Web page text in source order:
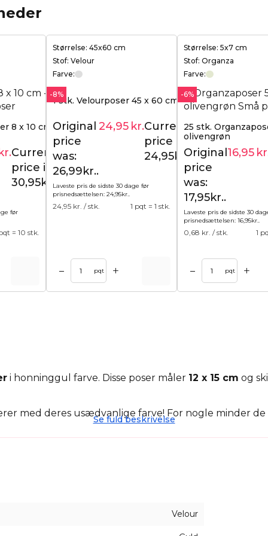
8 x 10 cm - sort -
32,95
Current
price is:
30,95kr..
før
= 10 stk.
Størrelse: 45x60 cm
Stof: Velour
Farve:
-8%
1 stk. Velourposer 45 x 60 cm - sølv
26,99 kr.
Original
price
was:
26,99kr..
24,95 kr.Current
price is:
24,95kr..
Laveste pris de sidste 30 dage før
prisnedsættelsen: 24,95kr.
24,95 kr. / stk. 1 pqt = 1 stk.
– pqt +
Størrelse: 5x7 cm
Stof: Organza
Farve:
-6%
25 stk.
olivengrøn
Original
price
was:
17,95kr..
16,95
Laveste pris de sidste 30
prisnedsættelsen: 16,95kr.
0,68 kr. / stk. 1
– pqt +
Tilføj til kurv
i honninggul farve. Disse poser måler 12 x 15 cm og
med deres usædvanlige farve! For nogle minder de
emballager af, er en fremragende mulighed for
gange kaldes de velour, de minder om plys),
Se fuld beskrivelse
Velour